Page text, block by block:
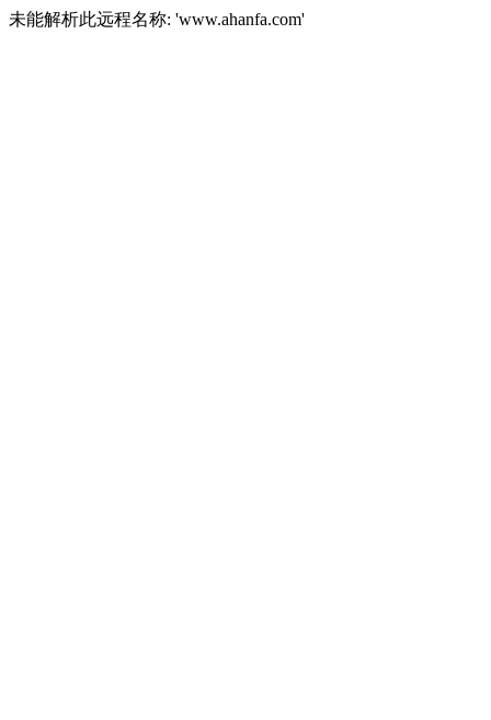
未能解析此远程名称: 'www.ahanfa.com'